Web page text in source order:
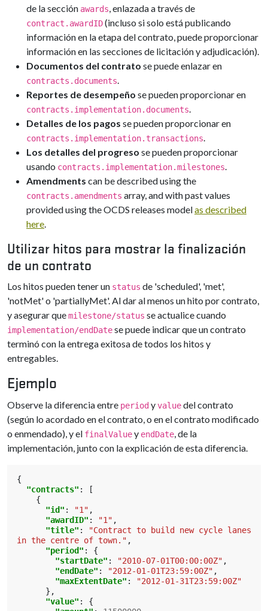
de la sección awards, enlazada a través de
contract.awardID(incluso si solo está publicando
información en la etapa del contrato, puede proporcionar
información en las secciones de licitación y adjudicación).
Documentos del contrato se puede enlazar en
contracts.documents.
Reportes de desempeño se pueden proporcionar en
contracts.implementation.documents.
Detalles de los pagos se pueden proporcionar en
contracts.implementation.transactions.
Los detalles del progreso se pueden proporcionar
usando contracts.implementation.milestones.
Amendments can be described using the
contracts.amendments array, and with past values
provided using the OCDS releases modelas described
here.
Utilizar hitos para mostrar la finalización
de un contrato
Los hitos pueden tener un status de 'scheduled', 'met',
'notMet' o 'partiallyMet'. Al dar al menos un hito por contrato,
y asegurar quemilestone/status se actualice cuando
implementation/endDatese puede indicar que un contrato
terminó con la entrega exitosa de todos los hitos y
entregables.
Ejemplo
Observe la diferencia entre period yvaluedel contrato
(según lo acordado en el contrato, o en el contrato modificado
o enmendado), y el finalValuey endDate, de la
implementación, junto con la explicación de esta diferencia.
{
"contracts" :
[
{
"id" : "1" ,
"awardID" : "1" ,
"title" :
"Contract to build new cycle lanes
in the centre of town." ,
"period" :
{
"startDate" : "2010-07-01T00:00:00Z" ,
"endDate" : "2012-01-01T23:59:00Z" ,
"maxExtentDate" :
"2012-01-31T23:59:00Z"
},
"value" :
{